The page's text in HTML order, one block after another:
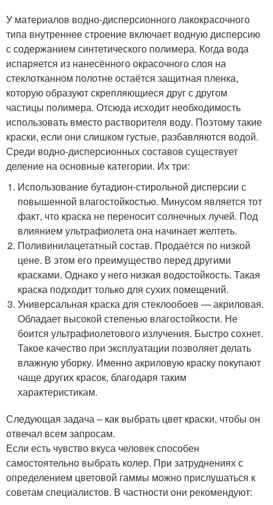
У материалов водно-дисперсионного лакокрасочного
типа внутреннее строение включает водную дисперсию
с содержанием синтетического полимера. Когда вода
испаряется из нанесённого окрасочного слоя на
стеклотканном полотне остаётся защитная пленка,
которую образуют скрепляющиеся друг с другом
частицы полимера. Отсюда исходит необходимость
использовать вместо растворителя воду. Поэтому такие
краски, если они слишком густые, разбавляются водой.
Среди водно-дисперсионных составов существует
деление на основные категории. Их три:
Использование бутадион-стирольной дисперсии с
повышенной влагостойкостью. Минусом является тот
факт, что краска не переносит солнечных лучей. Под
влиянием ультрафиолета она начинает желтеть.
Поливинилацетатный состав. Продаётся по низкой
цене. В этом его преимущество перед другими
красками. Однако у него низкая водостойкость. Такая
краска подходит только для сухих помещений.
Универсальная краска для стеклообоев — акриловая.
Обладает высокой степенью влагостойкости. Не
боится ультрафиолетового излучения. Быстро сохнет.
Такое качество при эксплуатации позволяет делать
влажную уборку. Именно акриловую краску покупают
чаще других красок, благодаря таким
характеристикам.
Следующая задача – как выбрать цвет краски, чтобы он
отвечал всем запросам.
Если есть чувство вкуса человек способен
самостоятельно выбрать колер. При затруднениях с
определением цветовой гаммы можно прислушаться к
советам специалистов. В частности они рекомендуют: